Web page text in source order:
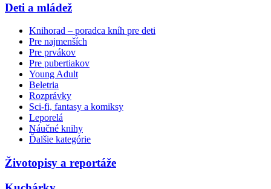
Deti a mládež
Knihorad – poradca kníh pre deti
Pre najmenších
Pre prvákov
Pre pubertiakov
Young Adult
Beletria
Rozprávky
Sci-fi, fantasy a komiksy
Leporelá
Náučné knihy
Ďalšie kategórie
Životopisy a reportáže